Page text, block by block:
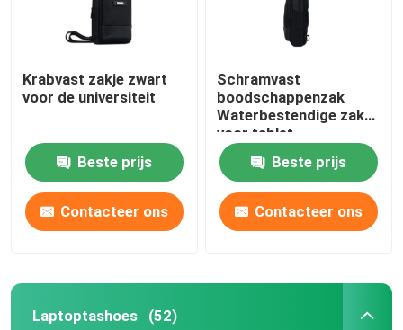
Krabvast zakje zwart
voor de universiteit
Beste prijs
Contacteer ons
Schramvast
boodschappenzak
Waterbestendige zak
voor tablet
Beste prijs
Contacteer ons
Laptoptashoes (52)